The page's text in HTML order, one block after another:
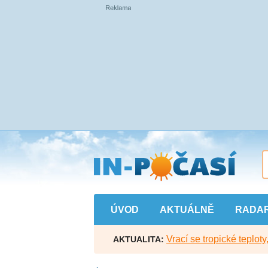
Přejít
na
hlavní
obsah
ÚVOD AKTUÁLNĚ
AKTUALITA: Vrací se tropické